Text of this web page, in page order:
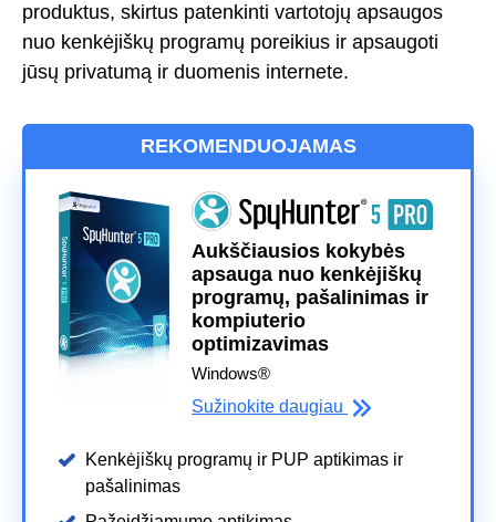
produktus, skirtus patenkinti vartotojų apsaugos
nuo kenkėjiškų programų poreikius ir apsaugoti
jūsų privatumą ir duomenis internete.
REKOMENDUOJAMAS
Aukščiausios kokybės
apsauga nuo kenkėjiškų
programų, pašalinimas ir
kompiuterio
optimizavimas
Windows®
Sužinokite daugiau
Kenkėjiškų programų ir PUP aptikimas ir
pašalinimas